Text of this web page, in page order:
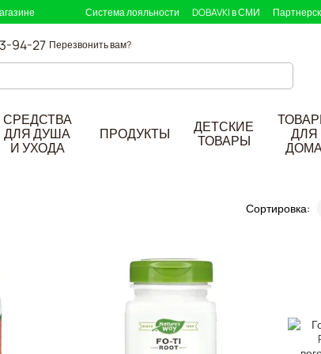
Система лояльности DOBAVKI в СМИ
94-27 Перезвонить вам?
СРЕДСТВА
ДЛЯ ДУША
И УХОДА
ПРОДУКТЫ
ДЕТСКИЕ
ТОВАРЫ
ДЛЯ
Сортировка: